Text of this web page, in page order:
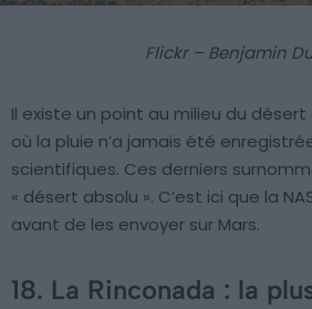
Flickr – Benjamin
Il existe un point au milieu du désert
où la pluie n’a jamais été
scientifiques. Ces derniers
« désert absolu ». C’est ici que la
avant de les envoyer sur Mars.
18. La Rinconada : la